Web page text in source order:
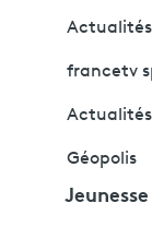
francetv
Géopolis
Jeunesse